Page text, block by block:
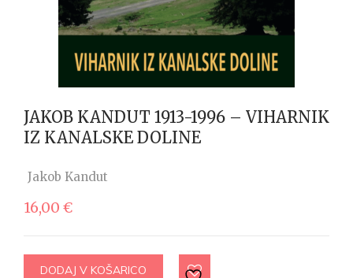
JAKOB KANDUT 1913-1996 – VIHARNIK
IZ KANALSKE DOLINE
Jakob Kandut
16,00 €
DODAJ V KOŠARICO